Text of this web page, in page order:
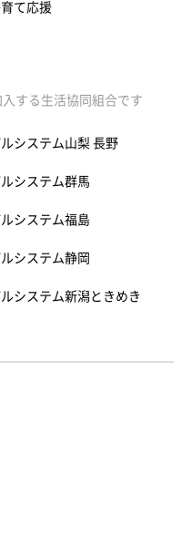
て応援
する生活協同組合です
システム山梨 長野
システム群馬
システム福島
システム静岡
システム新潟ときめき